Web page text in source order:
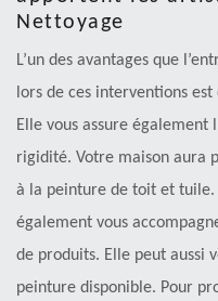
Nettoyage
L’un des avantages que
lors de ces interventions est
Elle vous assure également
rigidité. Votre maison aura
à la peinture de toit et tuile.
également vous
de produits. Elle peut aussi
peinture disponible. Pour